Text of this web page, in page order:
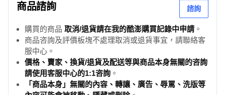
商品諮詢 諮詢
購買的商品 取消/退貨請在我的酷澎購買記錄中申請 。
商品咨詢及評價板塊不處理取消或退貨事宜，請聯絡客
服中心。
價格、賣家、換貨/退貨及配送等與商品本身無關的咨詢
請使用客服中心的1:1咨詢 。
「商品本身」無關的內容、轉讓、廣告、辱罵、洗版等